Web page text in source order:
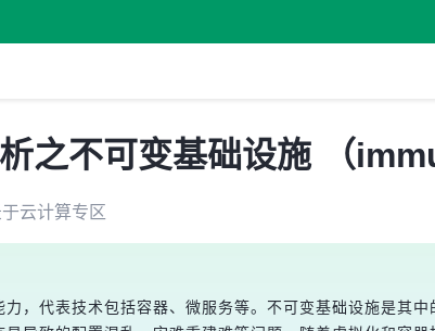
析之不可变基础设施 （
云计算专区
，代表技术包括容器、微服务等。不可变基础设施是其